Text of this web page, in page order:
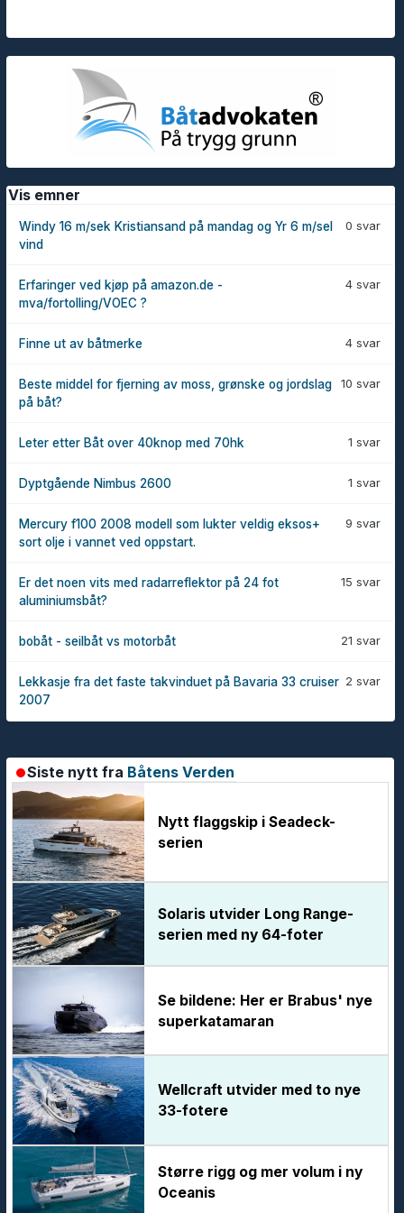
Vis emner
0 svar
Windy 16 m/sek Kristiansand på mandag og Yr 6 m/sel
vind
4 svar
Erfaringer ved kjøp på amazon.de -
mva/fortolling/VOEC ?
4 svar
Finne ut av båtmerke
10 svar
Beste middel for fjerning av moss, grønske og jordslag
på båt?
1 svar
Leter etter Båt over 40knop med 70hk
1 svar
Dyptgående Nimbus 2600
9 svar
Mercury f100 2008 modell som lukter veldig eksos+
sort olje i vannet ved oppstart.
15 svar
Er det noen vits med radarreflektor på 24 fot
aluminiumsbåt?
21 svar
bobåt - seilbåt vs motorbåt
2 svar
Lekkasje fra det faste takvinduet på Bavaria 33 cruiser
2007
Siste nytt fra Båtens Verden
Nytt flaggskip i Seadeck-
serien
Solaris utvider Long Range-
serien med ny 64-foter
Se bildene: Her er Brabus' nye
superkatamaran
Wellcraft utvider med to nye
33-fotere
Større rigg og mer volum i ny
Oceanis